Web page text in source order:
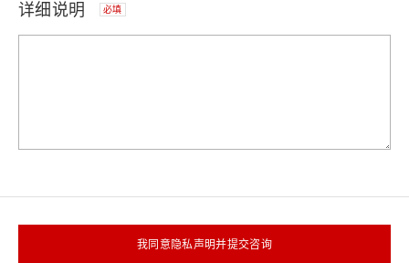
详细说明 必填
我同意隐私声明并提交咨询